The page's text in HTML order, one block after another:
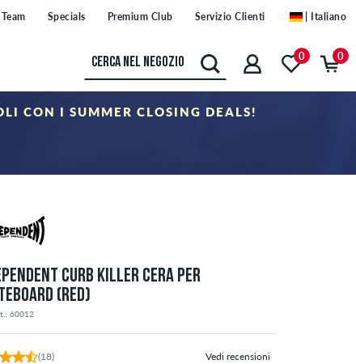
Team Specials Premium Club Servizio Clienti | Italiano
0 0
CON I SUMMER CLOSING DEALS!
Il buono non è cumulabile con altri buoni sconto.
CURB KILLER CERA PER
(RED)
60012
(18) Vedi recensioni